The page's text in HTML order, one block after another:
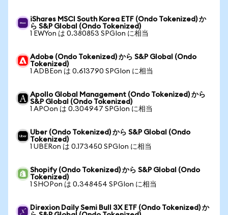
iShares MSCI South Korea ETF (Ondo Tokenized) か
ら S&P Global (Ondo Tokenized)
1 EWYon は 0.380853 SPGIon に相当
Adobe (Ondo Tokenized) から S&P Global (Ondo
Tokenized)
1 ADBEon は 0.613790 SPGIon に相当
Apollo Global Management (Ondo Tokenized) から
S&P Global (Ondo Tokenized)
1 APOon は 0.304947 SPGIon に相当
Uber (Ondo Tokenized) から S&P Global (Ondo
Tokenized)
1 UBERon は 0.173450 SPGIon に相当
Shopify (Ondo Tokenized) から S&P Global (Ondo
Tokenized)
1 SHOPon は 0.348454 SPGIon に相当
Direxion Daily Semi Bull 3X ETF (Ondo Tokenized) か